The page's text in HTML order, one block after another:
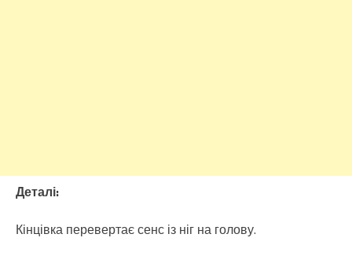
Деталі:
Кінцівка перевертає сенс із ніг на голову.